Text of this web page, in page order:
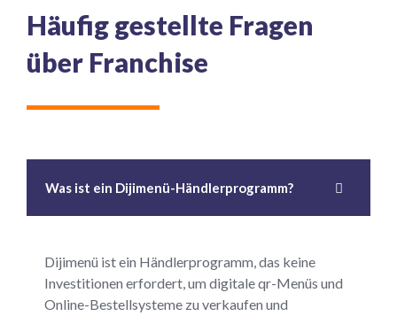
Häufig gestellte Fragen
über Franchise
Was ist ein Dijimenü-Händlerprogramm?
Dijimenü ist ein Händlerprogramm, das keine
Investitionen erfordert, um digitale qr-Menüs und
Online-Bestellsysteme zu verkaufen und